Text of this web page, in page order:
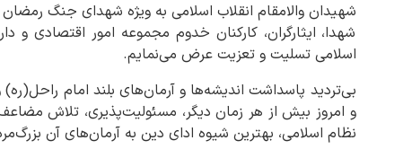
شهیدان والامقام انقلاب اسلامی به ویژه شهدای جنگ
شهدا، ایثارگران، کارکنان خدوم مجموعه امور اقتصادی
اسلامی تسلیت و تعزیت عرض می‌نمایم.
و امروز بیش از هر زمان دیگر، مسئولیت‌پذیری، تلاش
نظام اسلامی، بهترین شیوه ادای دین به آرمان‌های آن